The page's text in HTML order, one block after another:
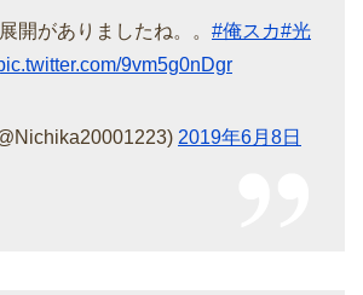
開がありましたね。。 #俺スカ#光
9vm5g0nDgr
2019年6月8日